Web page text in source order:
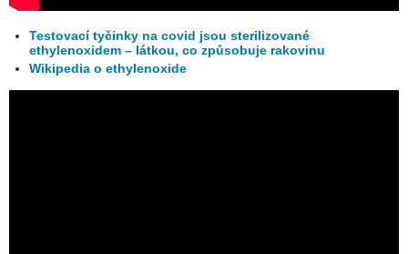
Testovací tyčinky na covid jsou sterilizované
ethylenoxidem – látkou, co způsobuje rakovinu
Wikipedia o ethylenoxide